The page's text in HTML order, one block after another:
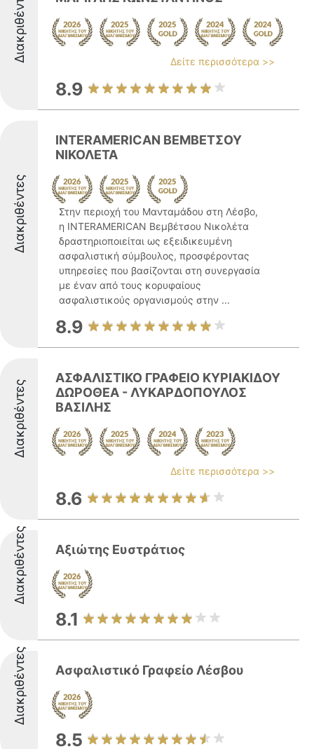
Διακριθέντες Δείτε περισσότερα >>
8.9
Διακριθέντες
INTERAMERICAN ΒΕΜΒΕΤΣΟΥ
ΝΙΚΟΛΕΤΑ
Στην περιοχή του Μανταμάδου στη Λέσβο,
η INTERAMERICAN Βεμβέτσου Νικολέτα
δραστηριοποιείται ως εξειδικευμένη
ασφαλιστική σύμβουλος, προσφέροντας
υπηρεσίες που βασίζονται στη συνεργασία
με έναν από τους κορυφαίους
ασφαλιστικούς οργανισμούς στην ...
8.9
Διακριθέντες
ΑΣΦΑΛΙΣΤΙΚΟ ΓΡΑΦΕΙΟ ΚΥΡΙΑΚΙΔΟΥ
ΔΩΡΟΘΕΑ - ΛΥΚΑΡΔΟΠΟΥΛΟΣ
ΒΑΣΙΛΗΣ
Δείτε περισσότερα >>
8.6
Διακριθέντες Αξιώτης Ευστράτιος
8.1
Διακριθέντες Ασφαλιστικό Γραφείο Λέσβου
8.5